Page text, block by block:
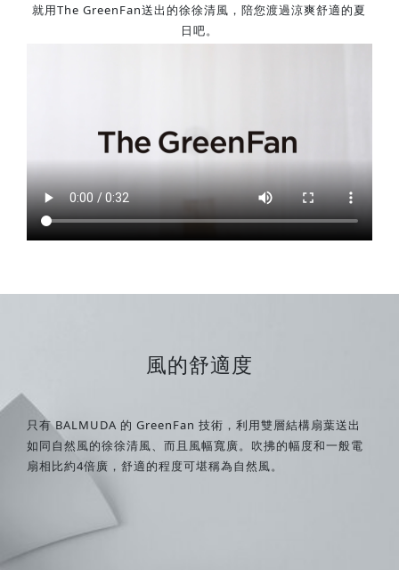
就用The GreenFan送出的徐徐清風，陪您渡過涼爽舒適的夏
日吧。
風的舒適度
只有 BALMUDA 的 GreenFan 技術，利用雙層結構扇葉送出
如同自然風的徐徐清風、而且風幅寬廣。吹拂的幅度和一般電
扇相比約4倍廣，舒適的程度可堪稱為自然風。